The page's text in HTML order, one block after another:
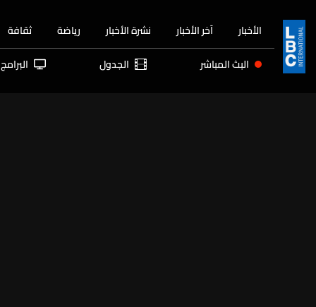
الأخبار آخر الأخبار نشرة الأخبار رياضة ثقافة
البث المباشر الجدول البرامج